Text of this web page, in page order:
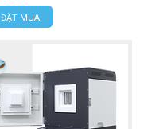
ĐẶT MUA